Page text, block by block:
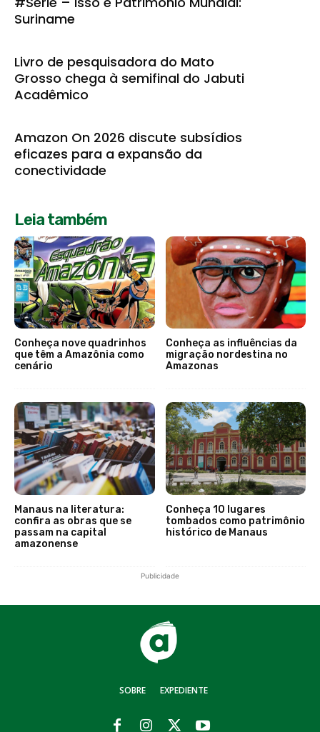
Suriname
Livro de pesquisadora do Mato
Grosso chega à semifinal do Jabuti
Acadêmico
Amazon On 2026 discute subsídios
eficazes para a expansão da
conectividade
Leia também
Conheça nove quadrinhos
que têm a Amazônia como
cenário
Conheça as influências da
migração nordestina no
Amazonas
Manaus na literatura:
confira as obras que se
passam na capital
amazonense
Conheça 10 lugares
tombados como patrimônio
histórico de Manaus
Publicidade
SOBRE EXPEDIENTE